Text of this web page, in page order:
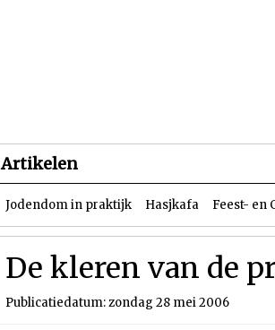
Artikelen
Jodendom in praktijk Hasjkafa Feest- en
De kleren van de
Publicatiedatum: zondag 28 mei 2006